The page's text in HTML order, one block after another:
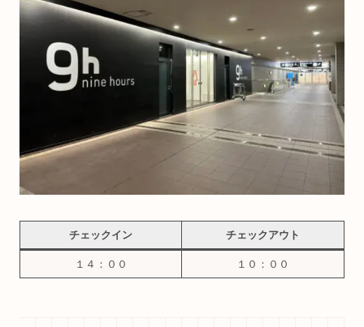
チェックイン チェックアウト
１４：００ １０：００